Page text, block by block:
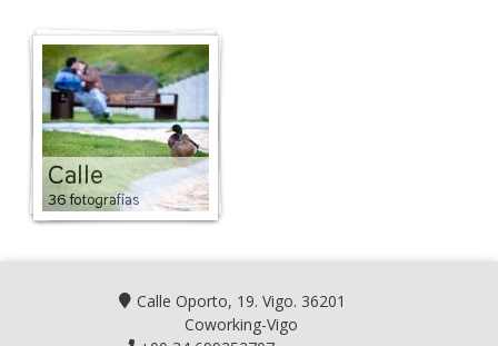
Calle
36 fotografías
Calle Oporto, 19. Vigo. 36201
Coworking-Vigo